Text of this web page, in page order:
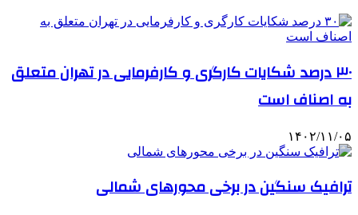
۳۰ درصد شکایات کارگری و کارفرمایی در تهران متعلق
به اصناف است
۱۴۰۲/۱۱/۰۵
ترافیک سنگین در برخی محورهای شمالی